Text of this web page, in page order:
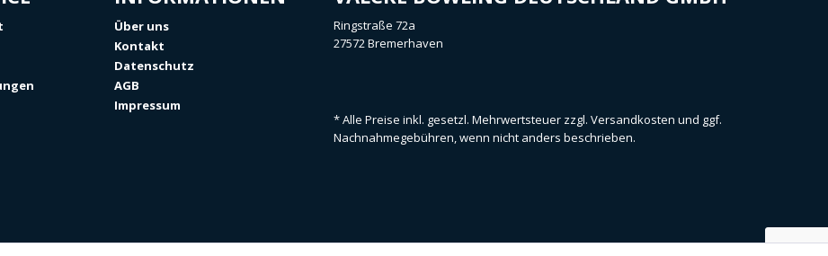
Über uns
Kontakt
Datenschutz
AGB
Impressum
Ringstraße 72a
27572 Bremerhaven
* Alle Preise inkl. gesetzl. Mehrwertsteuer zzgl.Versandkosten und ggf.
Nachnahmegebühren, wenn nicht anders beschrieben.